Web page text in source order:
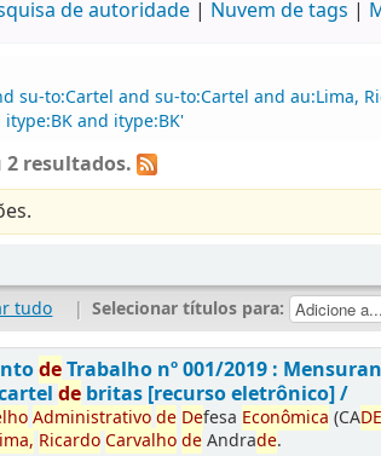
de autoridade Nuvem de tags
su-to:Cartel and su-to:Cartel and au:Lima,
and itype:BK'
resultados.
tudo | Selecionar títulos para:
deTrabalho nº 001/2019 :
de britas [recurso eletrônico] /
Administrativode Defesa Econômica (CA
RicardoCarvalhodeAndrade.